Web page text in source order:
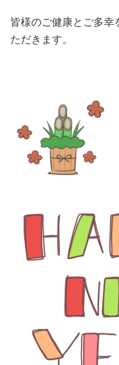
皆様のご健康とご多幸
ただきます。